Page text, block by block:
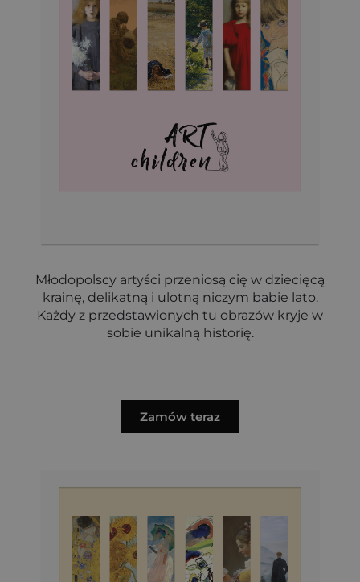
Młodopolscy artyści przeniosą cię w dziecięcą
krainę, delikatną i ulotną niczym babie lato.
Każdy z przedstawionych tu obrazów kryje w
sobie unikalną historię.
Zamów teraz